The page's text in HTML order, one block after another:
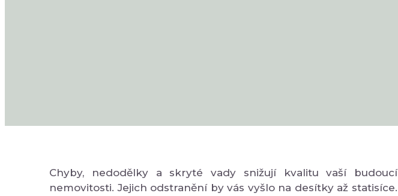
Chyby, nedodělky a skryté vady snižují kvalitu vaší budoucí
nemovitosti. Jejich odstranění by vás vyšlo na desítky až statisíce.